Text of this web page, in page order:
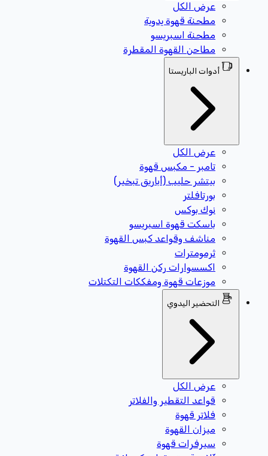
عرض الكل
مطحنة قهوة يدوية
مطحنة اسبريسو
مطاحن القهوة المقطرة
أدوات الباريستا
عرض الكل
تامبر - مكبس قهوة
بيتشر حليب (أباريق تبخير)
بورتافلتر
نوك بوكس
باسكت قهوة اسبريسو
مناشف وقواعد كبس القهوة
ثرمومترات
اكسسوارات ركن القهوة
موزعات قهوة ومفككات التكتلات
التحضير اليدوي
عرض الكل
قواعد التقطير والفلاتر
فلاتر قهوة
ميزان القهوة
سيرفرات قهوة